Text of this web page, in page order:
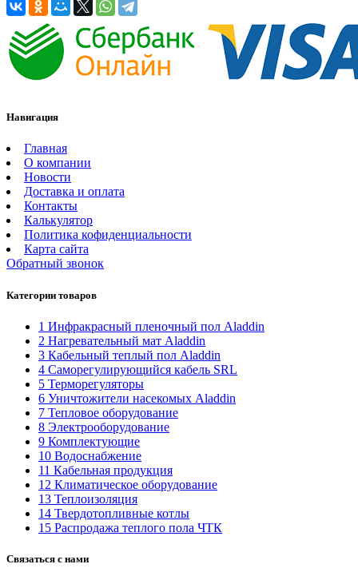
Навигация
Главная
О компании
Новости
Доставка и оплата
Контакты
Калькулятор
Политика кофиденциальности
Карта сайта
Обратный звонок
Категории товаров
1 Инфракрасный пленочный пол Aladdin
2 Нагревательный мат Aladdin
3 Кабельный теплый пол Aladdin
4 Саморегулирующийся кабель SRL
5 Терморегуляторы
6 Уничтожители насекомых Aladdin
7 Тепловое оборудование
8 Электрооборудование
9 Комплектующие
10 Водоснабжение
11 Кабельная продукция
12 Климатическое оборудование
13 Теплоизоляция
14 Твердотопливные котлы
15 Распродажа теплого пола ЧТК
Связаться с нами